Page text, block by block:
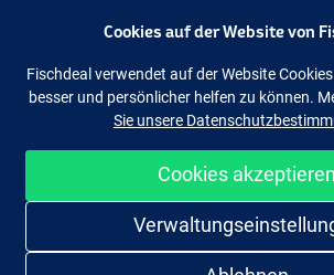
Lagerräumung
Facebook
Einfach
Cookies auf der Website von
Fischdeal verwendet auf der Website
besser und persönlicher helfen zu können.
Sie unsere
Cookies akzeptieren